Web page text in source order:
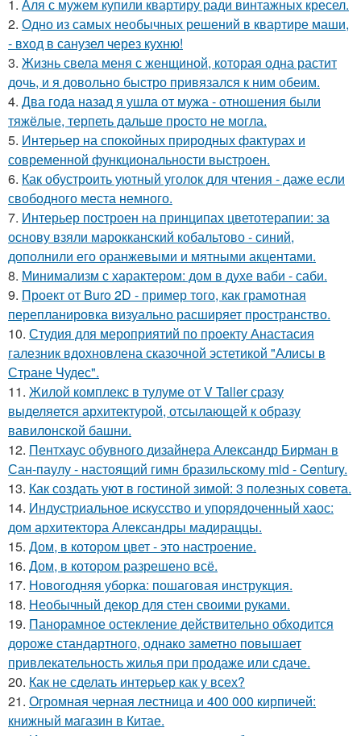
1. Аля с мужем купили квартиру ради винтажных кресел.
2. Одно из самых необычных решений в квартире маши,
- вход в санузел через кухню!
3. Жизнь свела меня с женщиной, которая одна растит
дочь, и я довольно быстро привязался к ним обеим.
4. Два года назад я ушла от мужа - отношения были
тяжёлые, терпеть дальше просто не могла.
5. Интерьер на спокойных природных фактурах и
современной функциональности выстроен.
6. Как обустроить уютный уголок для чтения - даже если
свободного места немного.
7. Интерьер построен на принципах цветотерапии: за
основу взяли марокканский кобальтово - синий,
дополнили его оранжевыми и мятными акцентами.
8. Минимализм с характером: дом в духе ваби - саби.
9. Проект от Buro 2D - пример того, как грамотная
перепланировка визуально расширяет пространство.
10. Студия для мероприятий по проекту Анастасия
галезник вдохновлена сказочной эстетикой "Алисы в
Стране Чудес".
11. Жилой комплекс в тулуме от V Taller сразу
выделяется архитектурой, отсылающей к образу
вавилонской башни.
12. Пентхаус обувного дизайнера Александр Бирман в
Сан-паулу - настоящий гимн бразильскому mid - Century.
13. Как создать уют в гостиной зимой: 3 полезных совета.
14. Индустриальное искусство и упорядоченный хаос:
дом архитектора Александры мадираццы.
15. Дом, в котором цвет - это настроение.
16. Дом, в котором разрешено всё.
17. Новогодняя уборка: пошаговая инструкция.
18. Необычный декор для стен своими руками.
19. Панорамное остекление действительно обходится
дороже стандартного, однако заметно повышает
привлекательность жилья при продаже или сдаче.
20. Как не сделать интерьер как у всех?
21. Огромная черная лестница и 400 000 кирпичей:
книжный магазин в Китае.